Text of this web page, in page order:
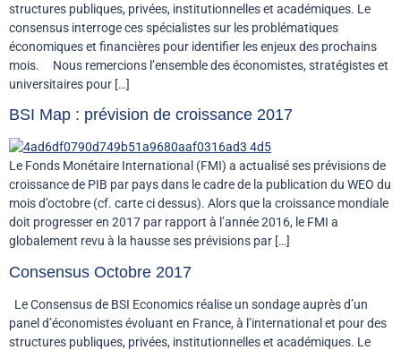
structures publiques, privées, institutionnelles et académiques. Le
consensus interroge ces spécialistes sur les problématiques
économiques et financières pour identifier les enjeux des prochains
mois. Nous remercions l’ensemble des économistes, stratégistes et
universitaires pour […]
BSI Map : prévision de croissance 2017
Le Fonds Monétaire International (FMI) a actualisé ses prévisions de
croissance de PIB par pays dans le cadre de la publication du WEO du
mois d’octobre (cf. carte ci dessus). Alors que la croissance mondiale
doit progresser en 2017 par rapport à l’année 2016, le FMI a
globalement revu à la hausse ses prévisions par […]
Consensus Octobre 2017
Le Consensus de BSI Economics réalise un sondage auprès d’un
panel d’économistes évoluant en France, à l’international et pour des
structures publiques, privées, institutionnelles et académiques. Le